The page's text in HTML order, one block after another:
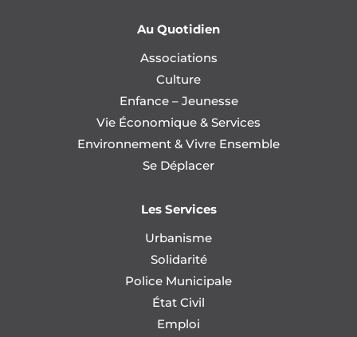
Au Quotidien
Associations
Culture
Enfance – Jeunesse
Vie Économique & Services
Environnement & Vivre Ensemble
Se Déplacer
Les Services
Urbanisme
Solidarité
Police Municipale
État Civil
Emploi